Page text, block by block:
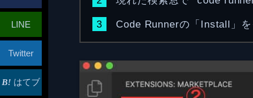
Code Runnerの「Install」
LINE
Twitter
はてブ